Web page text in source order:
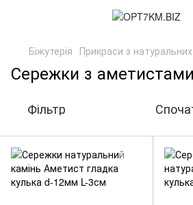
Біжутерія Прикраси з
Сережки з аметистами
Фільтр